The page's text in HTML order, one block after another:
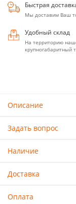
Быстрая
Мы доставим Ваш
Удобный склад
На территорию
крупногабаритный
Описание
Задать вопрос
Наличие
Доставка
Оплата